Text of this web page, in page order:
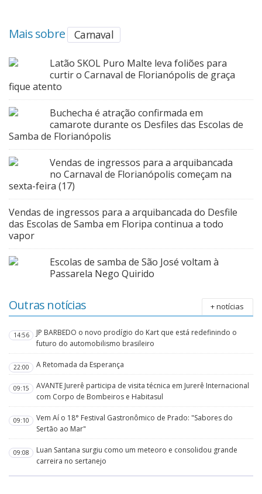
Mais sobre Carnaval
Latão SKOL Puro Malte leva foliões para
curtir o Carnaval de Florianópolis de graça
fique atento
Buchecha é atração confirmada em
camarote durante os Desfiles das Escolas de
Samba de Florianópolis
Vendas de ingressos para a arquibancada
no Carnaval de Florianópolis começam na
sexta-feira (17)
Vendas de ingressos para a arquibancada do Desfile
das Escolas de Samba em Floripa continua a todo
vapor
Escolas de samba de São José voltam à
Passarela Nego Quirido
Outras notícias + notícias
14:56
JP BARBEDO o novo prodígio do Kart que está redefinindo o
futuro do automobilismo brasileiro
22:00 A Retomada da Esperança
09:15
AVANTE Jurerê participa de visita técnica em Jurerê Internacional
com Corpo de Bombeiros e Habitasul
09:10
Vem Aí o 18° Festival Gastronômico de Prado: "Sabores do
Sertão ao Mar"
09:08
Luan Santana surgiu como um meteoro e consolidou grande
carreira no sertanejo